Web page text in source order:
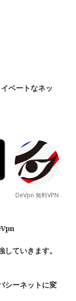
ベートなネッ
DeVpn 無料VPN
ていきます。
シーネットに変